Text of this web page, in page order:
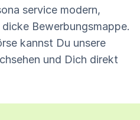
service modern,
Bewerbungsmappe.
kannst Du unsere
und Dich direkt